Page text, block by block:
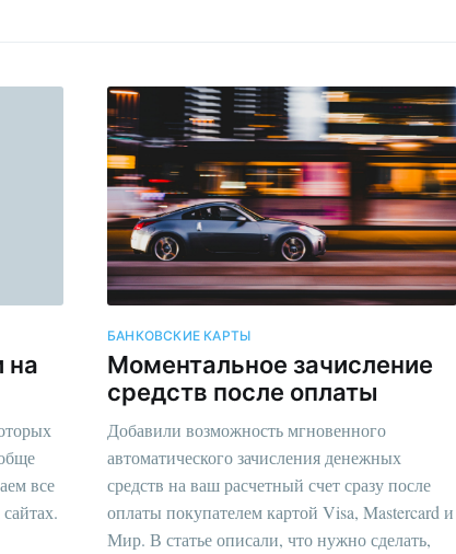
на
все
БАНКОВСКИЕ КАРТЫ
Моментальное зачисление
средств после оплаты
Добавили возможность мгновенного
автоматического зачисления денежных
средств на ваш расчетный счет сразу после
оплаты покупателем картой Visa, Mastercard и
Мир. В статье описали, что нужно сделать,